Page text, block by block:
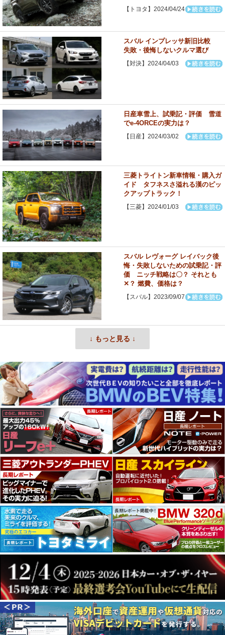
【トヨタ】2024/04/24
スバル インプレッサ新旧比較
失敗・後悔しないクルマ選び
【対決】2024/04/03
日産車雪上、試乗記・評価 雪道
でe-4ORCEの実力は？
【日産】2024/03/02
三菱トライトン新車情報・購入ガ
イド タフネスさ溢れる漢のピッ
クアップトラック！
【三菱】2024/01/03
スバル レヴォーグ レイバック後
悔・失敗しないための試乗記・評
価 ニッチ戦略は〇？ それとも
✕？ 燃費、価格は？
【スバル】2023/09/07
↓ もっと見る ↓